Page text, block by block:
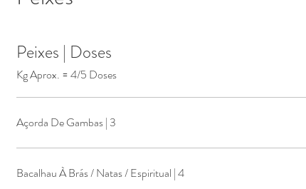
Peixes | Doses
Kg Aprox. = 4/5 Doses
Açorda De Gambas | 3
Bacalhau À Brás / Natas / Espiritual | 4